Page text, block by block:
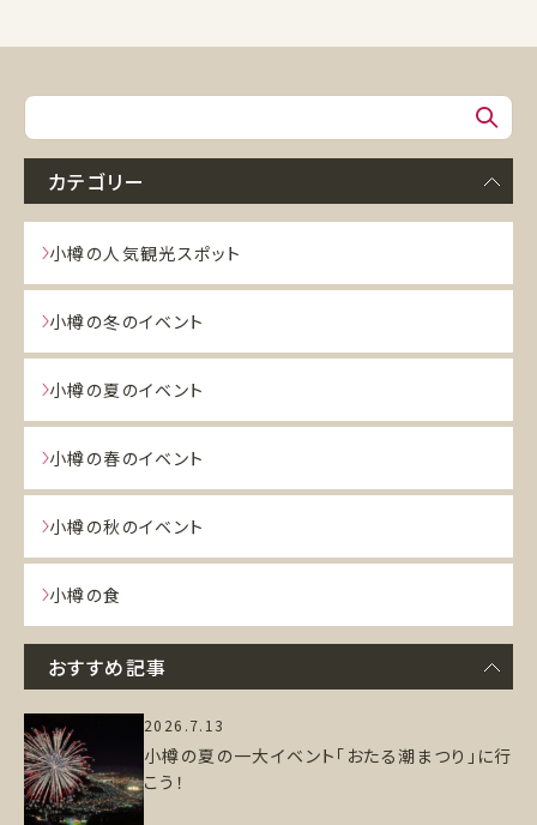
カテゴリー
小樽の人気観光スポット
小樽の冬のイベント
小樽の夏のイベント
小樽の春のイベント
小樽の秋のイベント
小樽の食
おすすめ記事
2026.7.13
小樽の夏の一大イベント「おたる潮まつり」に行
こう！